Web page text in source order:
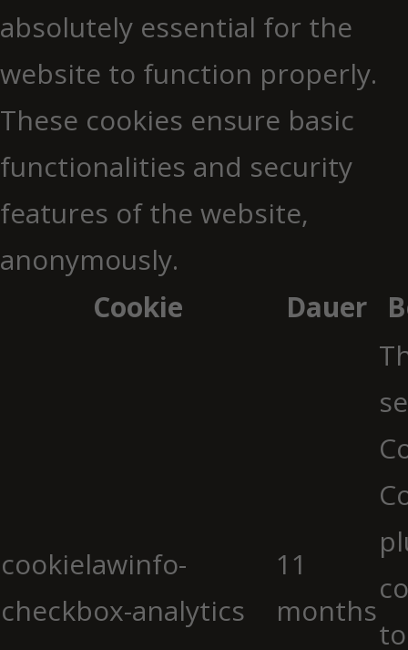
absolutely essential for the
website to function properly.
These cookies ensure basic
functionalities and security
features of the website,
anonymously.
Cookie
Dauer
cookielawinfo-
checkbox-analytics
11
months